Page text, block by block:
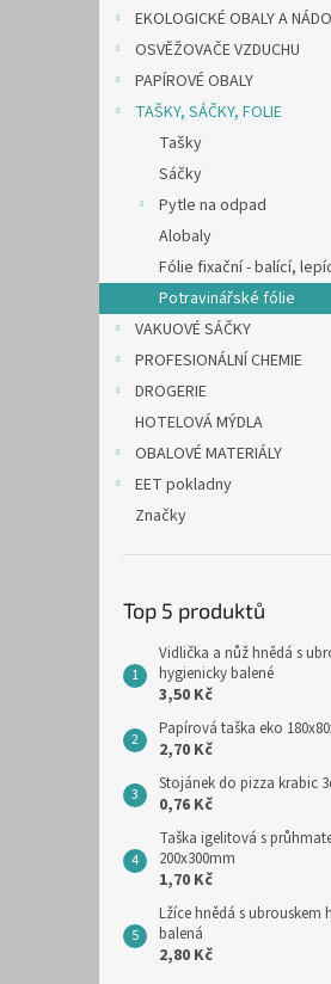
EKOLOGICKÉ OBALY A
OSVĚŽOVAČE VZDUCHU
PAPÍROVÉ OBALY
TAŠKY, SÁČKY, FOLIE
Tašky
Sáčky
Pytle na odpad
Alobaly
Fólie fixační - balící,
Potravinářské fólie
VAKUOVÉ SÁČKY
PROFESIONÁLNÍ CHEMIE
DROGERIE
HOTELOVÁ MÝDLA
OBALOVÉ MATERIÁLY
EET pokladny
Značky
Top 5 produktů
Vidlička a nůž hnědá s
hygienicky balené
3,50 Kč
Papírová taška eko
2,70 Kč
Stojánek do pizza krabic
0,76 Kč
Taška igelitová s
200x300mm
1,70 Kč
Lžíce hnědá s ubrouskem
balená
2,80 Kč